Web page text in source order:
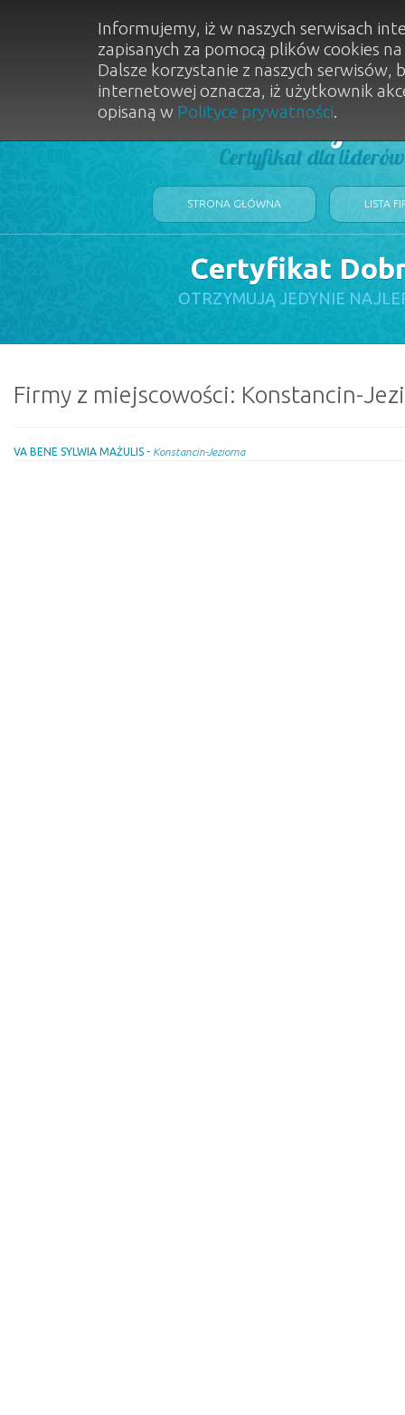
Dobry
Certyfikat dla
STRONA GŁÓWNA LISTA
Certyfikat
OTRZYMUJĄ JEDYNIE
Firmy z miejscowości: Konstancin-
VA BENE SYLWIA MAŻULIS - Konstancin-Jeziorna
Informujemy, iż w naszych serwisach
zapisanych za pomocą plików cookies
Dalsze korzystanie z naszych
internetowej oznacza, iż użytkownik
opisaną w Polityce prywatności.